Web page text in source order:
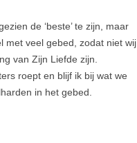
de ‘beste’ te zijn, maar
met veel gebed, zodat niet wij
van Zijn Liefde zijn.
roept en blijf ik bij wat we
in het gebed.